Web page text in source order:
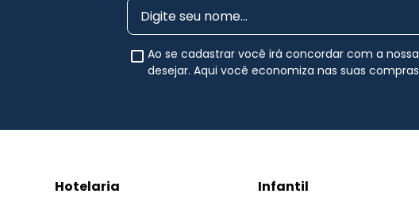
Ao se cadastrar você irá concordar com a nossa
desejar. Aqui você economiza nas suas
Hotelaria Infantil